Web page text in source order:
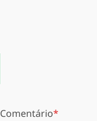
Comentário